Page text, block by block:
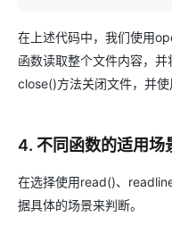
在上述代码中，我们使用
函数读取整个文件内容，
close()方法关闭文件，并使
4. 不同函数的适用场
在选择使用read()、
据具体的场景来判断。